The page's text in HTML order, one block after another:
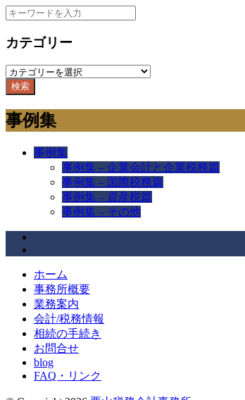
カテゴリー
検索
事例集
事例集
事例集 – 企業会計と企業税務篇
事例集 – 国際税務篇
事例集 – 資産税篇
事例集 – その他
ホーム
事務所概要
業務案内
会計/税務情報
相続の手続き
お問合せ
blog
FAQ・リンク